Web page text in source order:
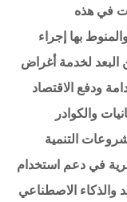
في هذه
بها إجراء
البعد لخدمة أغراض
ودفع الاقتصاد
والكوادر
التنمية
في دعم استخدام
والذكاء الاصطناعي